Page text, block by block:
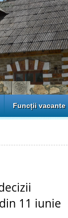
Funcții vacante
11 iunie